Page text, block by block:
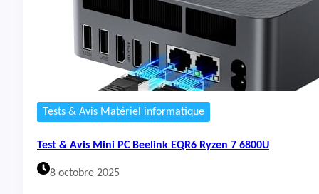
Tests & Avis Matériel informatique
Test & Avis Mini PC Beelink EQR6 Ryzen 7 6800U
8 octobre 2025